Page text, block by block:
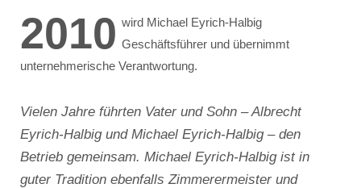
2010 wird Michael Eyrich-Halbig
Geschäftsführer und übernimmt
unternehmerische Verantwortung.
Vielen Jahre führten Vater und Sohn – Albrecht
Eyrich-Halbig und Michael Eyrich-Halbig – den
Betrieb gemeinsam. Michael Eyrich-Halbig ist in
guter Tradition ebenfalls Zimmerermeister und